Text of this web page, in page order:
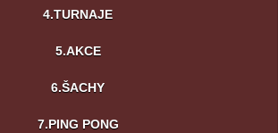
4.TURNAJE
5.AKCE
6.ŠACHY
7.PING PONG